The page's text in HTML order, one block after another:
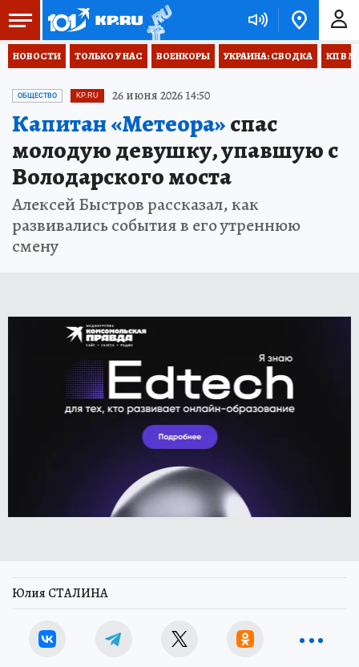
НОВОСТИ ТОЛЬКО У НАС ВОЕНКОРЫ УКРАИНА: СВОДКА КП В
ОБЩЕСТВО KP.RU 26 июня 2026 14:50
Капитан «Метеора»спас
молодую девушку, упавшую с
Володарского моста
Алексей Быстров рассказал, как
развивались события в его утреннюю
смену
Юлия СТАЛИНА